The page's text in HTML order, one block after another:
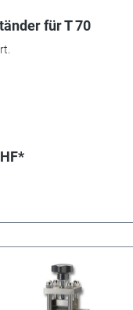
für T 70